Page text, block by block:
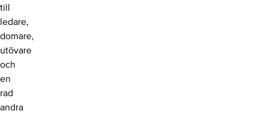
till
ledare,
domare,
utövare
och
en
rad
andra